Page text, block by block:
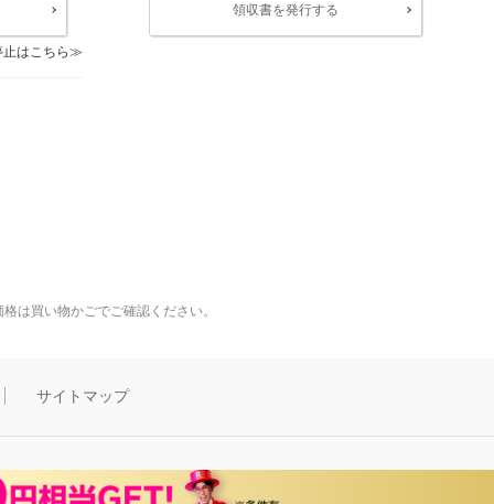
はこちら
領収書を発行する
は買い物かごでご確認ください。
サイトマップ